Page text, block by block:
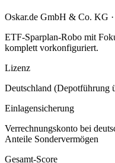
Oskar.de GmbH & Co. KG
ETF-Sparplan-Robo mit
komplett vorkonfiguriert.
Lizenz
Deutschland (Depotführung
Einlagensicherung
Verrechnungskonto bei
Anteile Sondervermögen
Gesamt-Score